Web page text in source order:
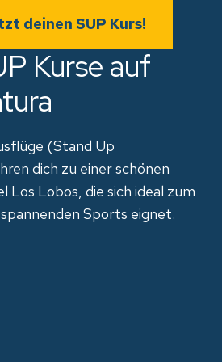
deinen SUP Kurs!
Kurse auf
(Stand Up
dich zu einer schönen
Los Lobos, die sich ideal zum
Sports eignet.